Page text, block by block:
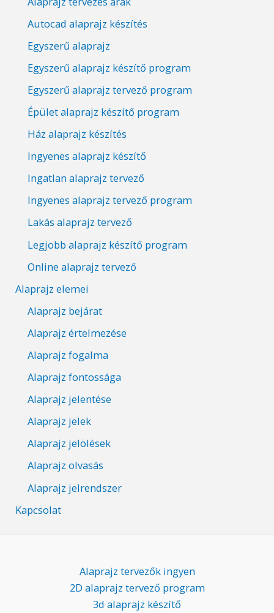
Autocad alaprajz készítés
Egyszerű alaprajz
Egyszerű alaprajz készítő program
Egyszerű alaprajz tervező program
Épület alaprajz készítő program
Ház alaprajz készítés
Ingyenes alaprajz készítő
Ingatlan alaprajz tervező
Ingyenes alaprajz tervező program
Lakás alaprajz tervező
Legjobb alaprajz készítő program
Online alaprajz tervező
Alaprajz elemei
Alaprajz bejárat
Alaprajz értelmezése
Alaprajz fogalma
Alaprajz fontossága
Alaprajz jelentése
Alaprajz jelek
Alaprajz jelölések
Alaprajz olvasás
Alaprajz jelrendszer
Kapcsolat
Alaprajz tervezők ingyen
2D alaprajz tervező program
3d alaprajz készítő